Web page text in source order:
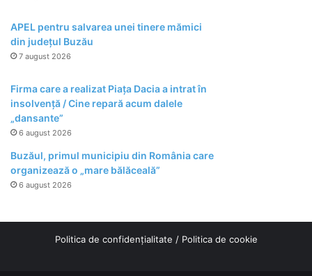
APEL pentru salvarea unei tinere mămici
din județul Buzău
7 august 2026
Firma care a realizat Piața Dacia a intrat în
insolvență / Cine repară acum dalele
„dansante”
6 august 2026
Buzăul, primul municipiu din România care
organizează o „mare bălăceală”
6 august 2026
Politica de confidențialitate / Politica de cookie